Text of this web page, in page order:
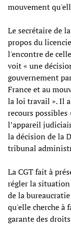
mouvement
Le secrétaire de
propos du
l'encontre de
voit « une
gouvernement
France et au
la loi travail ». Il
recours possibles
l’appareil
la décision de la
tribunal
La CGT fait à
régler la situation
de la
qu'elle cherche à
garante des